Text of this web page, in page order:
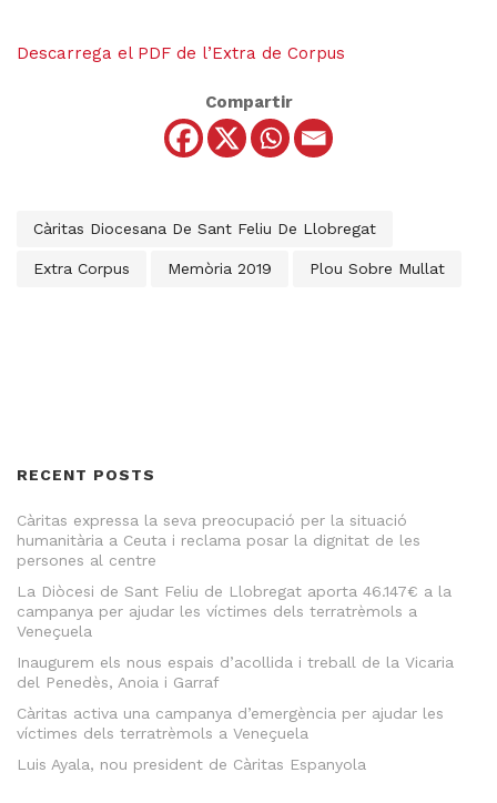
Descarrega el PDF de l’Extra de Corpus
Compartir
Càritas Diocesana De Sant Feliu De Llobregat
Extra Corpus Memòria 2019 Plou Sobre Mullat
RECENT POSTS
Càritas expressa la seva preocupació per la situació
humanitària a Ceuta i reclama posar la dignitat de les
persones al centre
La Diòcesi de Sant Feliu de Llobregat aporta 46.147€ a la
campanya per ajudar les víctimes dels terratrèmols a
Veneçuela
Inaugurem els nous espais d’acollida i treball de la Vicaria
del Penedès, Anoia i Garraf
Càritas activa una campanya d’emergència per ajudar les
víctimes dels terratrèmols a Veneçuela
Luis Ayala, nou president de Càritas Espanyola